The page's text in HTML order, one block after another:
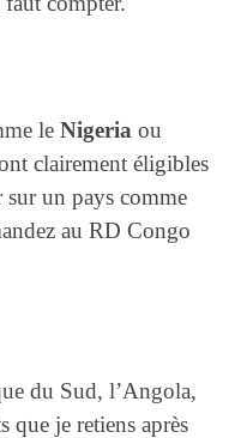
le Nigeria ou
clairement éligibles
un pays comme
au RD Congo
du Sud, l’Angola,
que je retiens après